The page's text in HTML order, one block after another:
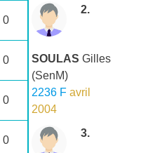
0
0
0
0
2.
SOULAS Gilles
(SenM)
2236 F avril
2004
3.